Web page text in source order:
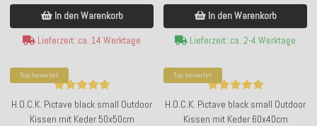
In den Warenkorb
Lieferzeit: ca. 14 Werktage
In den Warenkorb
Lieferzeit: ca. 2-4 Werktage
Top bewertet
H.O.C.K. Pictave black small Outdoor
Kissen mit Keder 50x50cm
Top bewertet
H.O.C.K. Pictave black small Outdoor
Kissen mit Keder 60x40cm